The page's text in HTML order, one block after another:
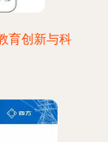
育创新与科